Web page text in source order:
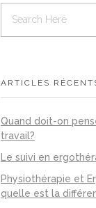
ARTICLES
Quand doit-on
travail?
Le suivi en
Physiothérapie et
quelle est la